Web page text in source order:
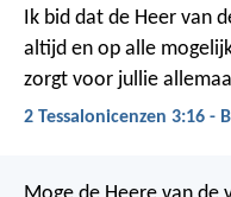
Ik bid dat de Heer van
altijd en op alle
zorgt voor jullie
2 Tessalonicenzen 3:16 -